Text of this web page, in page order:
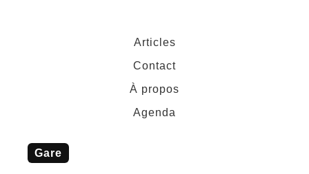
Articles
Contact
À propos
Agenda
gare